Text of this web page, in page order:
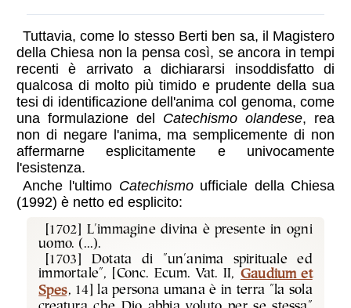
Tuttavia, come lo stesso Berti ben sa, il Magistero
della Chiesa non la pensa così, se ancora in tempi
recenti è arrivato a dichiararsi insoddisfatto di
qualcosa di molto più timido e prudente della sua
tesi di identificazione dell'anima col genoma, come
una formulazione del Catechismo olandese, rea
non di negare l'anima, ma semplicemente di non
affermarne esplicitamente e univocamente
l'esistenza.
Anche l'ultimo Catechismoufficiale della Chiesa
(1992) è netto ed esplicito:
[1702] L'immagine divina è presente in ogni
uomo. (...).
[1703] Dotata di "un'anima spirituale ed
immortale", [Conc. Ecum. Vat. II, Gaudium et
Spes, 14] la persona umana è in terra "la sola